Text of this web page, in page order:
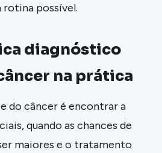
possível.
diagnóstico
na prática
do câncer é encontrar a
quando as chances de
maiores e o tratamento